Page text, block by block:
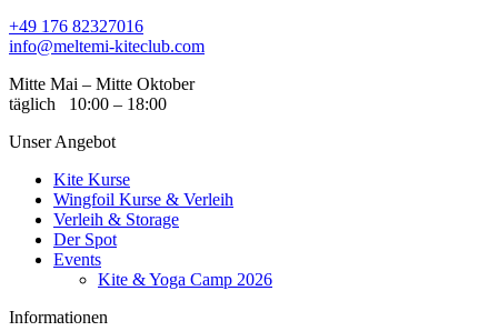
+49 176 82327016
info@meltemi-kiteclub.com
Mitte Mai – Mitte Oktober
täglich 10:00 – 18:00
Unser Angebot
Kite Kurse
Wingfoil Kurse & Verleih
Verleih & Storage
Der Spot
Events
Kite & Yoga Camp 2026
Informationen